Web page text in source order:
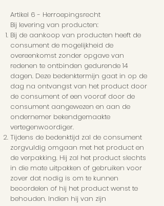
Artikel 6 - Herroepingsrecht
Bij levering van producten:
Bij de aankoop van producten heeft de
consument de mogelijkheid de
overeenkomst zonder opgave van
redenen te ontbinden gedurende 14
dagen. Deze bedenktermijn gaat in op de
dag na ontvangst van het product door
de consument of een vooraf door de
consument aangewezen en aan de
ondernemer bekendgemaakte
vertegenwoordiger.
Tijdens de bedenktijd zal de consument
zorgvuldig omgaan met het product en
de verpakking. Hij zal het product slechts
in die mate uitpakken of gebruiken voor
zover dat nodig is om te kunnen
beoordelen of hij het product wenst te
behouden. Indien hij van zijn